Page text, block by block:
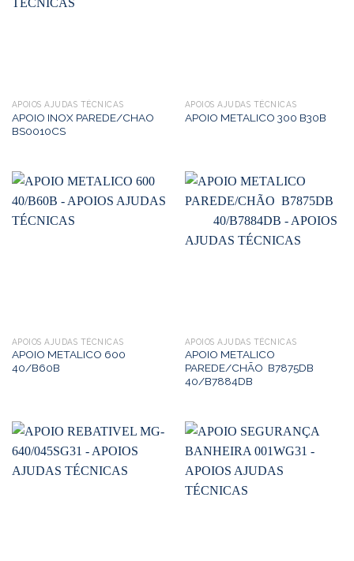
APOIOS AJUDAS TÉCNICAS
APOIO INOX PAREDE/CHAO
BS0010CS
APOIOS AJUDAS TÉCNICAS
APOIO METALICO 300 B30B
APOIOS AJUDAS TÉCNICAS
APOIO METALICO 600
40/B60B
APOIOS AJUDAS TÉCNICAS
APOIO METALICO
PAREDE/CHÃO B7875DB
40/B7884DB